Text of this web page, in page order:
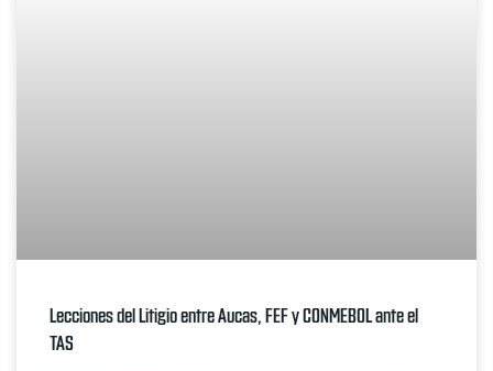
Lecciones del Litigio entre Aucas, FEF y CONMEBOL ante el
TAS